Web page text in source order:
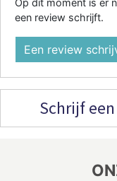
Op dit moment is er
een review schrijft.
Een review
Schrijf